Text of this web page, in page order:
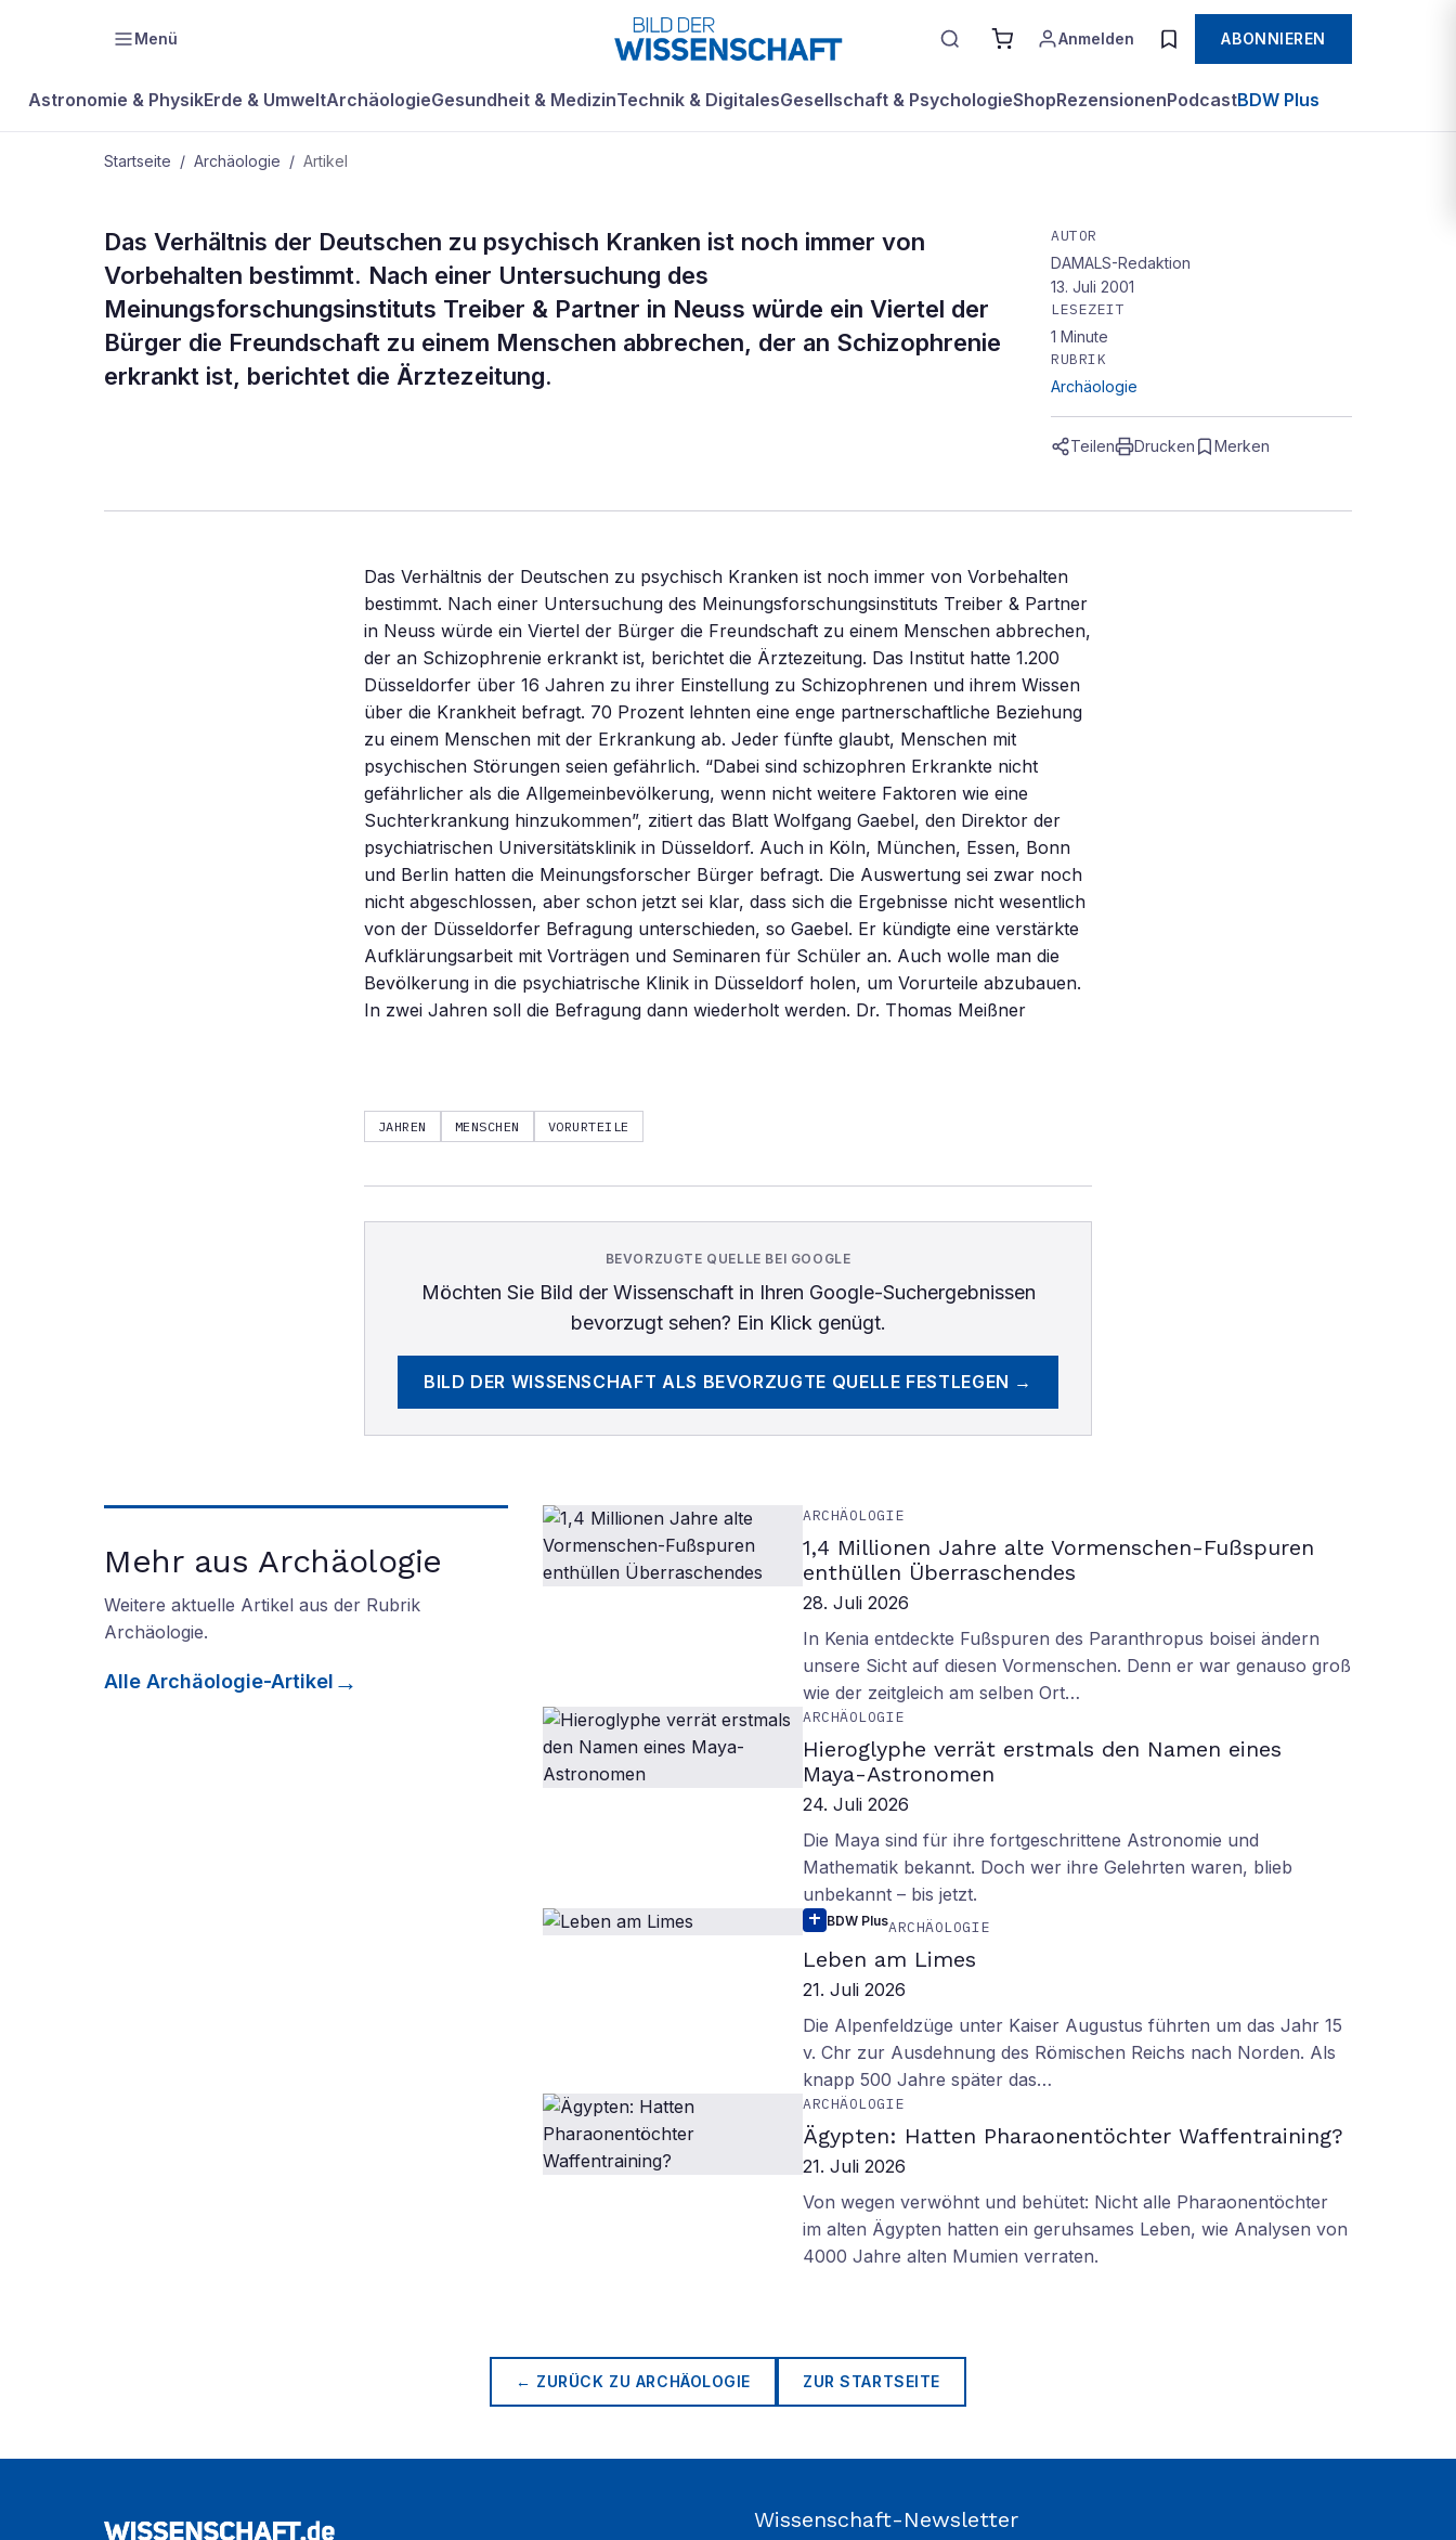
Menü Anmelden ABONNIEREN
Astronomie & PhysikErde & UmweltArchäologieGesundheit & MedizinTechnik & DigitalesGesellschaft & PsychologieShopRezensionenPodcastBDW Plus
Startseite / Archäologie / Artikel
ARCHÄOLOGIE
Deutsche haben Vorurteile gegen
psychisch Kranke
Das Verhältnis der Deutschen zu psychisch Kranken ist noch immer von
Vorbehalten bestimmt. Nach einer Untersuchung des
Meinungsforschungsinstituts Treiber & Partner in Neuss würde ein Viertel der
Bürger die Freundschaft zu einem Menschen abbrechen, der an Schizophrenie
erkrankt ist, berichtet die Ärztezeitung.
AUTOR
DAMALS-Redaktion
13. Juli 2001
LESEZEIT
1 Minute
RUBRIK
Archäologie
Teilen Drucken Merken
Das Verhältnis der Deutschen zu psychisch Kranken ist noch immer von Vorbehalten
bestimmt. Nach einer Untersuchung des Meinungsforschungsinstituts Treiber & Partner
in Neuss würde ein Viertel der Bürger die Freundschaft zu einem Menschen abbrechen,
der an Schizophrenie erkrankt ist, berichtet die Ärztezeitung. Das Institut hatte 1.200
Düsseldorfer über 16 Jahren zu ihrer Einstellung zu Schizophrenen und ihrem Wissen
über die Krankheit befragt. 70 Prozent lehnten eine enge partnerschaftliche Beziehung
zu einem Menschen mit der Erkrankung ab. Jeder fünfte glaubt, Menschen mit
psychischen Störungen seien gefährlich. “Dabei sind schizophren Erkrankte nicht
gefährlicher als die Allgemeinbevölkerung, wenn nicht weitere Faktoren wie eine
Suchterkrankung hinzukommen”, zitiert das Blatt Wolfgang Gaebel, den Direktor der
psychiatrischen Universitätsklinik in Düsseldorf. Auch in Köln, München, Essen, Bonn
und Berlin hatten die Meinungsforscher Bürger befragt. Die Auswertung sei zwar noch
nicht abgeschlossen, aber schon jetzt sei klar, dass sich die Ergebnisse nicht wesentlich
von der Düsseldorfer Befragung unterschieden, so Gaebel. Er kündigte eine verstärkte
Aufklärungsarbeit mit Vorträgen und Seminaren für Schüler an. Auch wolle man die
Bevölkerung in die psychiatrische Klinik in Düsseldorf holen, um Vorurteile abzubauen.
In zwei Jahren soll die Befragung dann wiederholt werden. Dr. Thomas Meißner
JAHREN MENSCHEN VORURTEILE
BEVORZUGTE QUELLE BEI GOOGLE
Möchten Sie Bild der Wissenschaftin Ihren Google-Suchergebnissen
bevorzugt sehen? Ein Klick genügt.
BILD DER WISSENSCHAFT ALS BEVORZUGTE QUELLE FESTLEGEN →
Mehr aus Archäologie
Weitere aktuelle Artikel aus der Rubrik
Archäologie.
Alle Archäologie-Artikel
ARCHÄOLOGIE
1,4 Millionen Jahre alte Vormenschen-Fußspuren
enthüllen Überraschendes
28. Juli 2026
In Kenia entdeckte Fußspuren des Paranthropus boisei ändern
unsere Sicht auf diesen Vormenschen. Denn er war genauso groß
wie der zeitgleich am selben Ort…
ARCHÄOLOGIE
Hieroglyphe verrät erstmals den Namen eines
Maya-Astronomen
24. Juli 2026
Die Maya sind für ihre fortgeschrittene Astronomie und
Mathematik bekannt. Doch wer ihre Gelehrten waren, blieb
unbekannt – bis jetzt.
BDW PlusARCHÄOLOGIE
Leben am Limes
21. Juli 2026
Die Alpenfeldzüge unter Kaiser Augustus führten um das Jahr 15
v. Chr zur Ausdehnung des Römischen Reichs nach Norden. Als
knapp 500 Jahre später das…
ARCHÄOLOGIE
Ägypten: Hatten Pharaonentöchter Waffentraining?
21. Juli 2026
Von wegen verwöhnt und behütet: Nicht alle Pharaonentöchter
im alten Ägypten hatten ein geruhsames Leben, wie Analysen von
4000 Jahre alten Mumien verraten.
← ZURÜCK ZU ARCHÄOLOGIE ZUR STARTSEITE
Wissenschaft-Newsletter